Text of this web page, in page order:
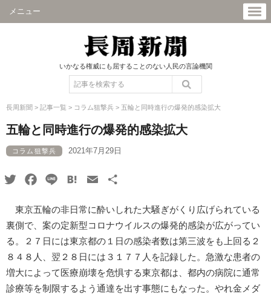
メニュー
いかなる権威にも屈することのない人民の言論機関
長周新聞 > 記事一覧 > コラム狙撃兵 > 五輪と同時進行の爆発的感染拡大
五輪と同時進行の爆発的感染拡大
コラム狙撃兵 2021年7月29日
TwitterFacebook
Line HatenaEmail
東京五輪の非日常に酔いしれた大騒ぎがくり広げられている
裏側で、案の定新型コロナウイルスの爆発的感染が広がってい
る。２７日には東京都の１日の感染者数は第三波をも上回る２
８４８人、翌２８日には３１７７人を記録した。急激な患者の
増大によって医療崩壊を危惧する東京都は、都内の病院に通常
診療等を制限するよう通達を出す事態にもなった。やれ金メダ